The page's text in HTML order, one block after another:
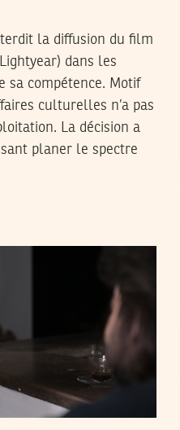
la diffusion du film
dans les
sa compétence. Motif
culturelles n’a pas
La décision a
planer le spectre